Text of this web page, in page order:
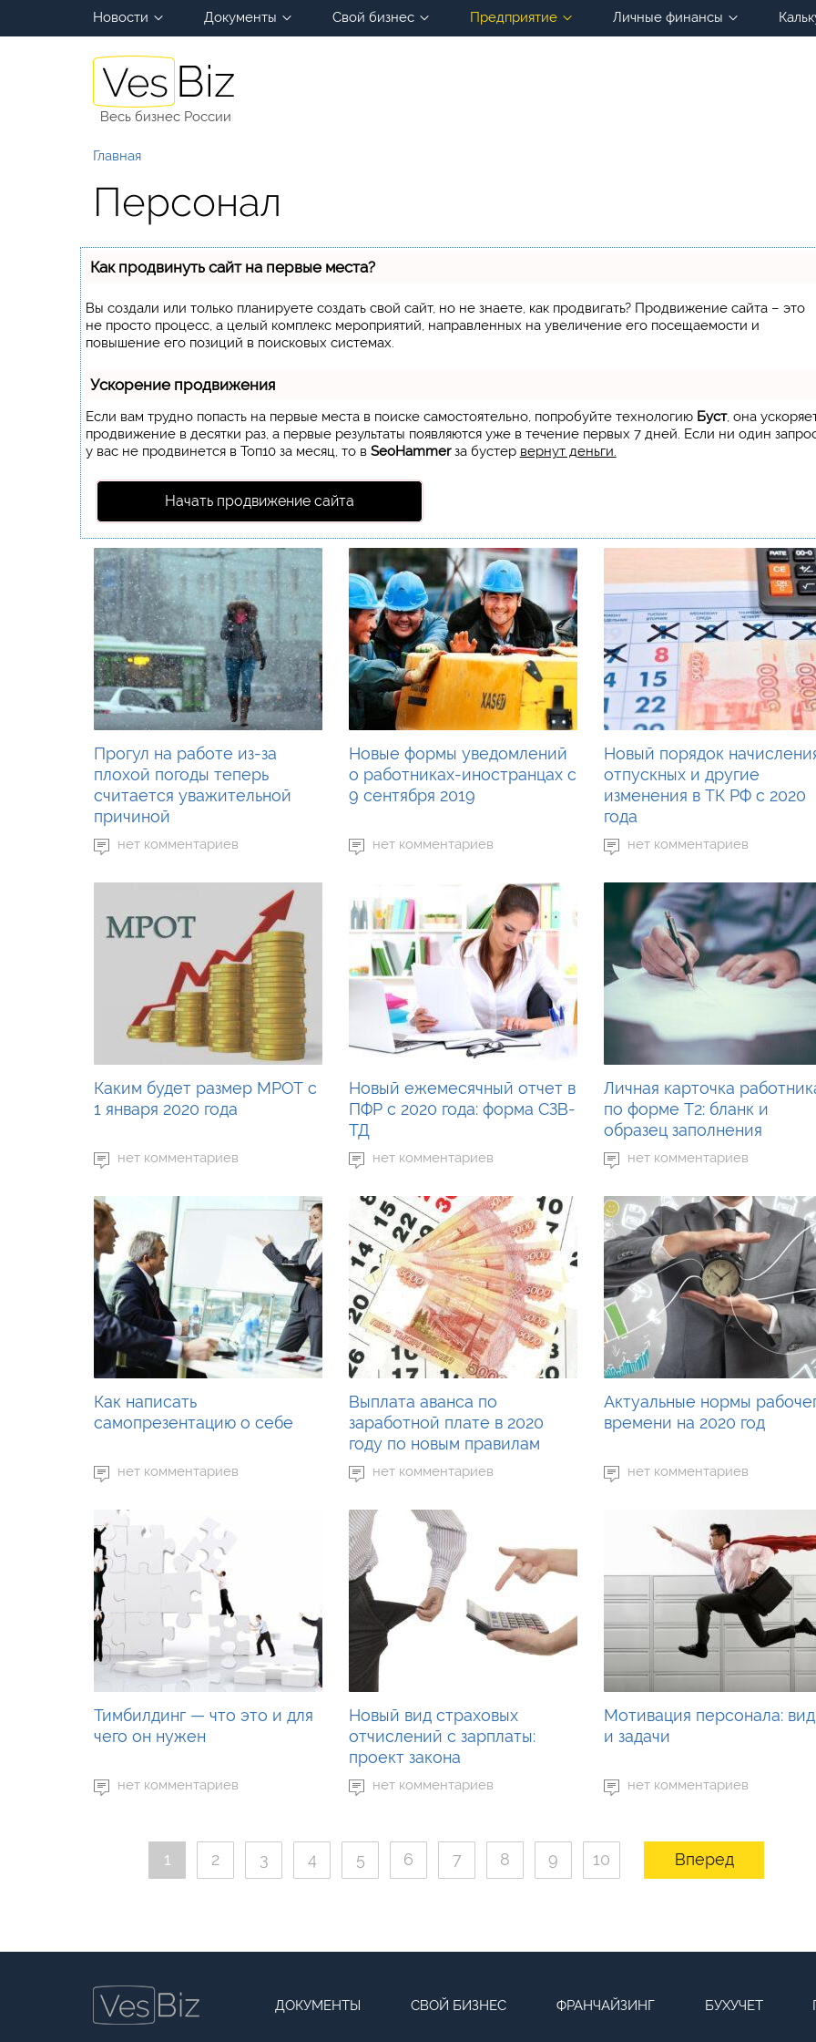
Новости Документы Свой бизнес Предприятие Личные финансы
Весь бизнес России
Главная
Персонал
Как продвинуть сайт на первые места?
Вы создали или только планируете создать свой сайт, но не знаете, как продвигать? Продвижение сайта – это
не просто процесс, а целый комплекс мероприятий, направленных на увеличение его посещаемости и
повышение его позиций в поисковых системах.
Ускорение продвижения
Если вам трудно попасть на первые места в поиске самостоятельно, попробуйте технологию Буст, она
продвижение в десятки раз, а первые результаты появляются уже в течение первых 7 дней. Если ни один
у вас не продвинется в Топ10 за месяц, то в SeoHammerза бустер вернут деньги.
Начать продвижение сайта
Прогул на работе из-за
плохой погоды теперь
считается уважительной
причиной
нет комментариев
Новые формы уведомлений
о работниках-иностранцах с
9 сентября 2019
нет комментариев
Новый порядок
отпускных и другие
изменения в ТК РФ с 2020
года
нет комментариев
Каким будет размер МРОТ с
1 января 2020 года
нет комментариев
Новый ежемесячный отчет в
ПФР с 2020 года: форма СЗВ-
ТД
нет комментариев
Личная карточка
по форме Т2: бланк и
образец заполнения
нет комментариев
Как написать
самопрезентацию о себе
нет комментариев
Выплата аванса по
заработной плате в 2020
году по новым правилам
нет комментариев
Актуальные нормы
времени на 2020 год
нет комментариев
Тимбилдинг — что это и для
чего он нужен
нет комментариев
Новый вид страховых
отчислений с зарплаты:
проект закона
нет комментариев
Мотивация персонала:
и задачи
нет комментариев
1 2 3 4 5 6 7 8 9 10 Вперед
ДОКУМЕНТЫ СВОЙ БИЗНЕС ФРАНЧАЙЗИНГ БУХУЧЕТ